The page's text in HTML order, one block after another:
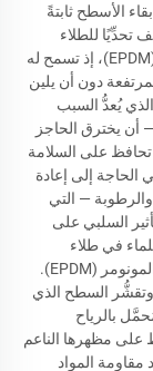
الأسطح ثابتةً
تحدِّيًا للطلاء
المصنوع من مطاط الإيثيلين بروبيلين ثنائي المونومر (EPDM)، إذ تسمح له
دون أن يلين
يُعدُّ السبب
أن يخترق الحاجز
تحافظ على السلامة
الحاجة إلى إعادة
— التي
السلبي على
في طلاء
الأسفلت المصنوع من مطاط الإيثيلين بروبيلين ثنائي المونومر (EPDM).
وتقشُّر السطح الذي
بالرياح
مظهرها الناعم
المواد